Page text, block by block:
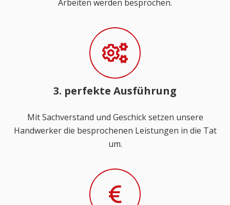
Arbeiten werden besprochen.
3. perfekte Ausführung
Mit Sachverstand und Geschick setzen unsere
Handwerker die besprochenen Leistungen in die Tat
um.